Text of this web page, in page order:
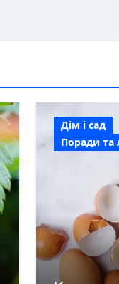
Дім і сад
Поради та